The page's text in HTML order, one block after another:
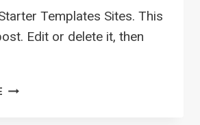
Templates Sites. This
Edit or delete it, then
HELLO